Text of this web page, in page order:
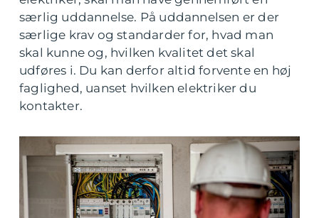
særlig uddannelse. På uddannelsen er der
særlige krav og standarder for, hvad man
skal kunne og, hvilken kvalitet det skal
udføres i. Du kan derfor altid forvente en høj
faglighed, uanset hvilken elektriker du
kontakter.